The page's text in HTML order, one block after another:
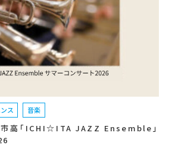
ス 音楽
市高「ICHI☆ITA JAZZ Ensemble」